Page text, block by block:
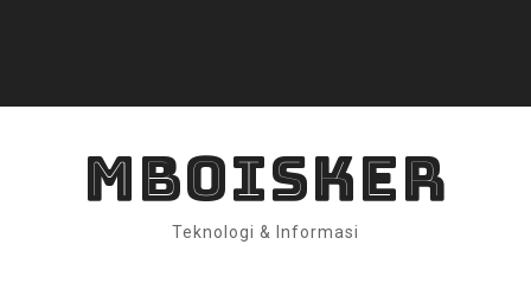
MBOISKER
Teknologi & Informasi